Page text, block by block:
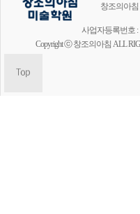
창조의아침
사업자등록번호 :
Copyright ⓒ 창조의아침 ALL